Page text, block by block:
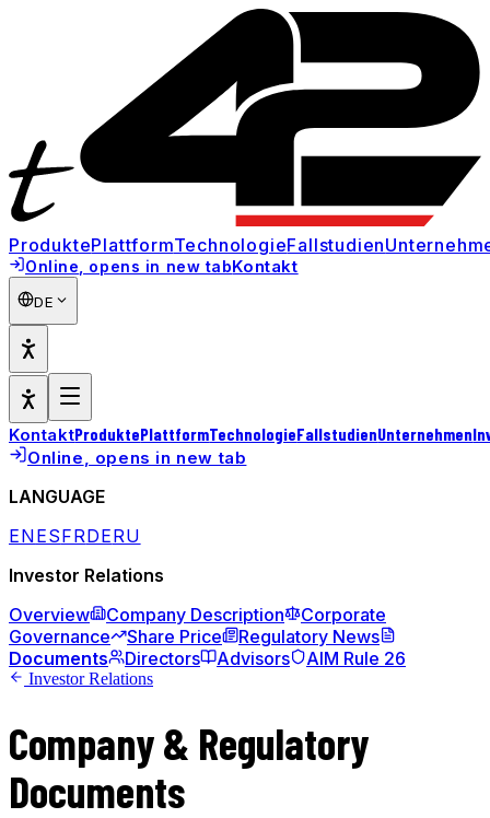
ProduktePlattformTechnologieFallstudien
Online , opens in new tabKontakt
DE
KontaktProduktePlattformTechnologieFallstudienUnternehmen
Online, opens in new tab
LANGUAGE
ENESFRDERU
Investor Relations
Overview
Company Description
Corporate
Governance
Share Price
Regulatory News
Documents
Directors Advisors AIM Rule 26
Investor Relations
Company & Regulatory
Documents